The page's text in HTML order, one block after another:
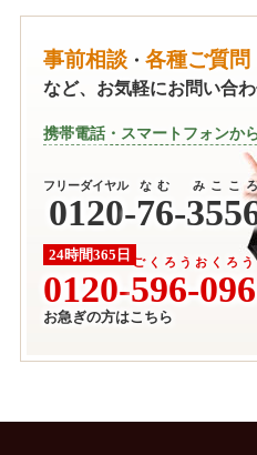
事前相談 ・ 各種ご質問
など、お気軽にお問い合
携帯電話・スマートフォンか
0120
フリーダイヤル
-76-
なむ みこころ
24時間365日
0120-596-096
ごくろうおくろう
お急ぎの方はこちら